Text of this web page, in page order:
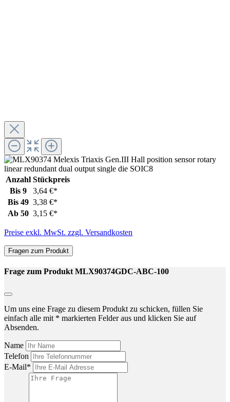
Anzahl Stückpreis
Bis 9
3,64 €*
Bis 49 3,38 €*
Ab 50 3,15 €*
Preise exkl. MwSt. zzgl. Versandkosten
Fragen zum Produkt
Frage zum Produkt MLX90374GDC-ABC-100
Um uns eine Frage zu diesem Produkt zu schicken, füllen Sie
einfach alle mit * markierten Felder aus und klicken Sie auf
Absenden.
Name
Telefon
E-Mail*